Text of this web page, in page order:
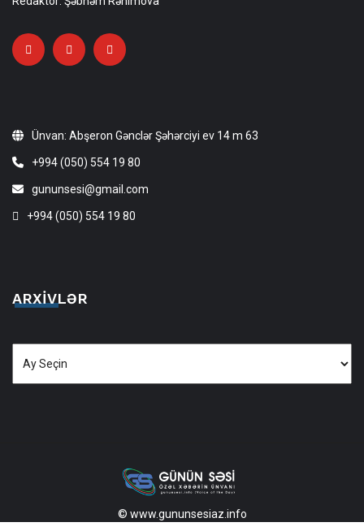
Ünvan: Abşeron Gənclər Şəhərciyi ev 14 m 63
+994 (050) 554 19 80
gununsesi@gmail.com
+994 (050) 554 19 80
ARXIVLƏR
Arxivlər
© www.gununsesiaz.info